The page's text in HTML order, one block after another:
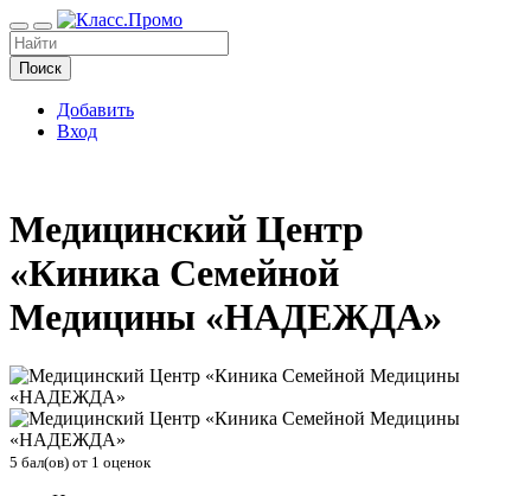
Поиск
Добавить
Вход
Медицинский Центр
«Киника Семейной
Медицины «НАДЕЖДА»
5 бал(ов) от 1 оценок